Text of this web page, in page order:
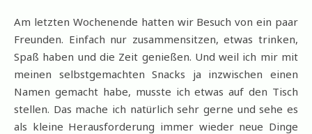
Am letzten Wochenende hatten wir Besuch von ein paar
Freunden. Einfach nur zusammensitzen, etwas trinken,
Spaß haben und die Zeit genießen. Und weil ich mir mit
meinen selbstgemachten Snacks ja inzwischen einen
Namen gemacht habe, musste ich etwas auf den Tisch
stellen. Das mache ich natürlich sehr gerne und sehe es
als kleine Herausforderung immer wieder neue Dinge